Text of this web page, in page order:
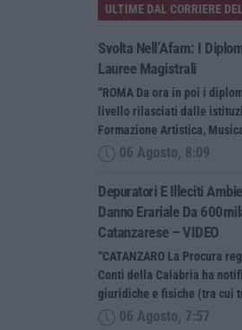
ULTIME DAL CORRIERE
Svolta Nell’Afam: I
Lauree Magistrali
“ROMA Da ora in poi i
livello rilasciati dalle
Formazione Artistica,
06 Agosto, 8:09
Depuratori E Illeciti
Danno Erariale Da
Catanzarese – VIDEO
“CATANZARO La Procura
Conti della Calabria ha
giuridiche e fisiche (tra cui
06 Agosto, 7:57